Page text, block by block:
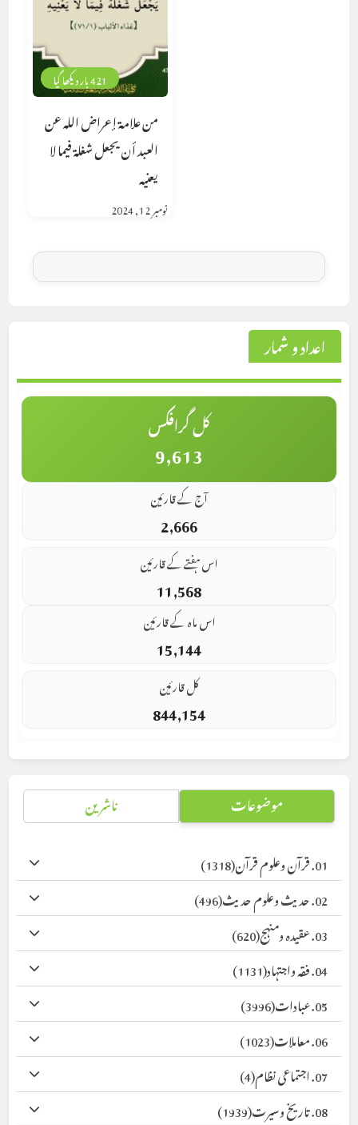
421 بار دیکھا گیا
من علامة إعراض الله عن
العبد أن يجعل شغلة فيما لا
يعنيه
نومبر 12, 2024
اعداد و شمار
کل گرافکس
9,613
آج کے قارئین
2,666
اس ہفتے کے قارئین
11,568
اس ماہ کے قارئین
15,144
کل قارئین
844,154
موضوعات ناشرین
01. قرآن وعلوم قرآن
(1318)
02. حدیث وعلوم حدیث
(496)
03. عقیدہ ومنہج
(620)
04. فقہ واجتہاد
(1131)
05. عبادات
(3996)
06. معاملات
(1023)
07. اجتماعی نظام
(4)
08. تاریخ وسیرت
(1939)